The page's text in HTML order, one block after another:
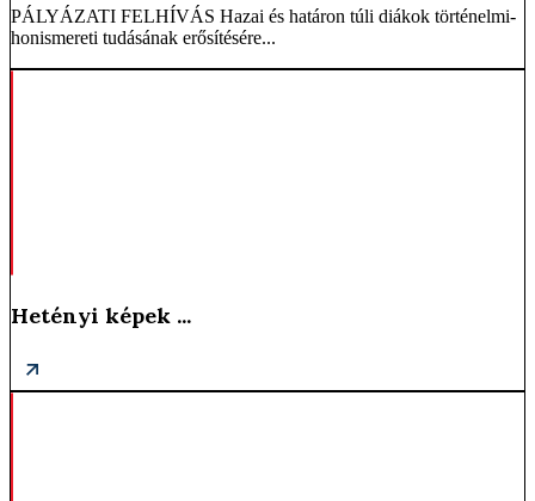
PÁLYÁZATI FELHÍVÁS Hazai és határon túli diákok történelmi-
honismereti tudásának erősítésére...
Hetényi képek ...